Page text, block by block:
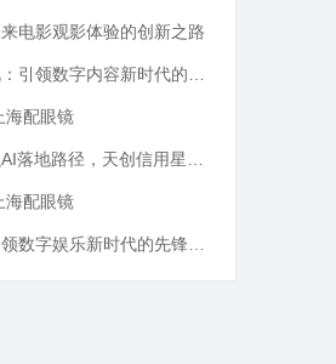
电影观影体验的创新之路
海配眼镜
海配眼镜